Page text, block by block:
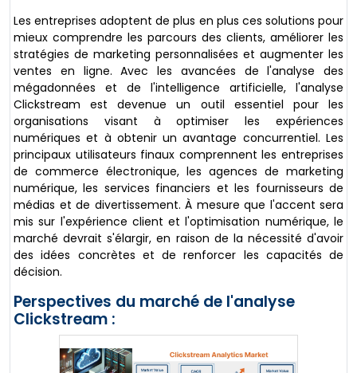
Les entreprises adoptent de plus en plus ces solutions pour
mieux comprendre les parcours des clients, améliorer les
stratégies de marketing personnalisées et augmenter les
ventes en ligne. Avec les avancées de l'analyse des
mégadonnées et de l'intelligence artificielle, l'analyse
Clickstream est devenue un outil essentiel pour les
organisations visant à optimiser les expériences
numériques et à obtenir un avantage concurrentiel. Les
principaux utilisateurs finaux comprennent les entreprises
de commerce électronique, les agences de marketing
numérique, les services financiers et les fournisseurs de
médias et de divertissement. À mesure que l'accent sera
mis sur l'expérience client et l'optimisation numérique, le
marché devrait s'élargir, en raison de la nécessité d'avoir
des idées concrètes et de renforcer les capacités de
décision.
Perspectives du marché de l'analyse
Clickstream :